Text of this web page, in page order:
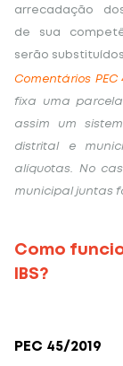
arrecadação
de sua
serão substituídos.
Comentários PEC
fixa uma
assim um
distrital e
alíquotas. No
municipal juntas
Como
IBS?
PEC 45/2019